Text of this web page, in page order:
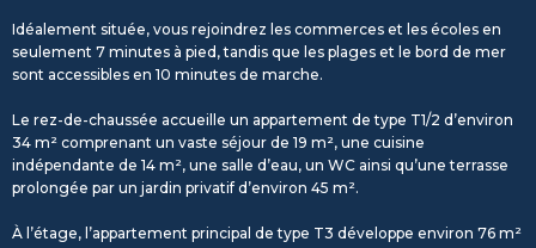
Idéalement située, vous rejoindrez les commerces et les écoles en
seulement 7 minutes à pied, tandis que les plages et le bord de mer
sont accessibles en 10 minutes de marche.
Le rez-de-chaussée accueille un appartement de type T1/2 d’environ
34 m² comprenant un vaste séjour de 19 m², une cuisine
indépendante de 14 m², une salle d’eau, un WC ainsi qu’une terrasse
prolongée par un jardin privatif d’environ 45 m².
À l’étage, l’appartement principal de type T3 développe environ 76 m²